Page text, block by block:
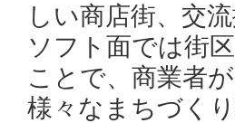
しい商店街、交
ソフト面では街
ことで、商業者
様々なまちづく